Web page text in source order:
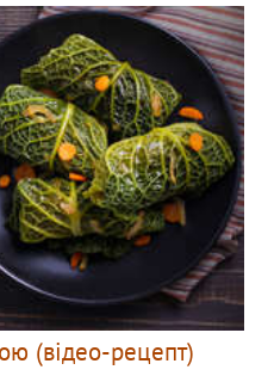
(відео-рецепт)